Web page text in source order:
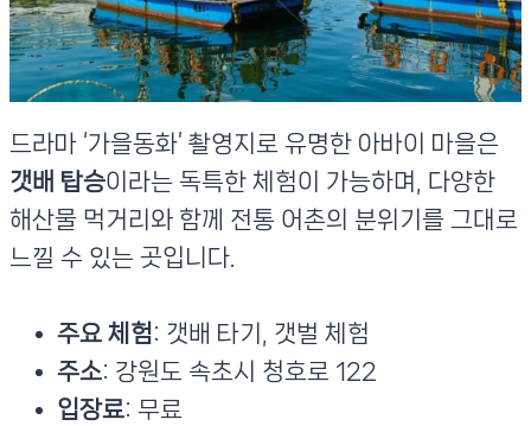
드라마 ‘가을동화’ 촬영지로 유명한 아바이 마을은
갯배 탑승이라는 독특한 체험이 가능하며, 다양한
해산물 먹거리와 함께 전통 어촌의 분위기를 그대로
느낄 수 있는 곳입니다.
주요 체험: 갯배 타기, 갯벌 체험
주소: 강원도 속초시 청호로 122
입장료: 무료